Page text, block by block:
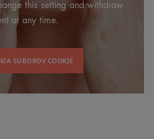
this setting and withdraw
at any time.
SÚBOROV COOKIE